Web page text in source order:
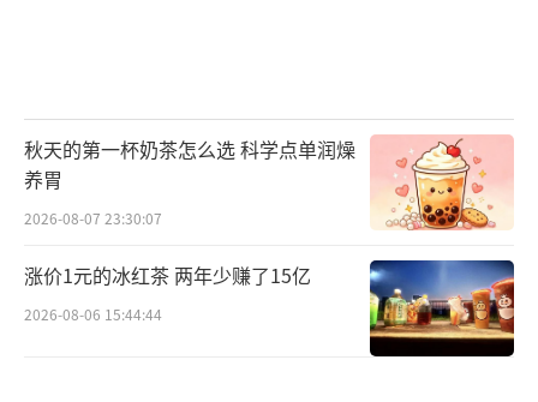
秋天的第一杯奶茶怎么选 科学点单润燥
养胃
2026-08-07 23:30:07
涨价1元的冰红茶 两年少赚了15亿
2026-08-06 15:44:44